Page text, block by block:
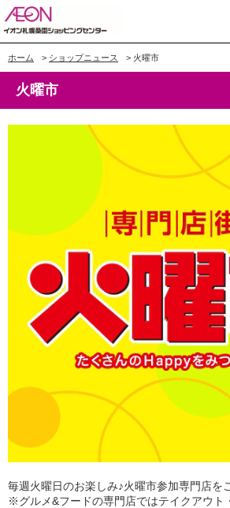
ホーム > ショップニュース > 火曜市
火曜市
毎週火曜日のお楽しみ♪火曜市参加専門店を
※グルメ&フードの専門店ではテイクアウト